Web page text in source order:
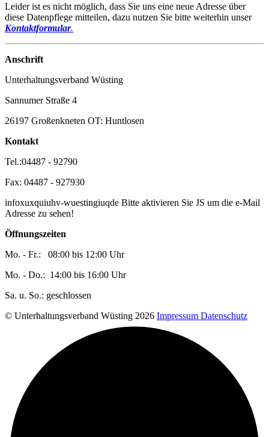
Leider ist es nicht möglich, dass Sie uns eine neue Adresse über
diese Datenpflege mitteilen, dazu nutzen Sie bitte weiterhin unser
Kontaktformular.
Anschrift
Unterhaltungsverband Wüsting
Sannumer Straße 4
26197 Großenkneten OT: Huntlosen
Kontakt
Tel.:04487 - 92790
Fax: 04487 - 927930
infoxuxquiuhv-wuestingiuqde Bitte aktivieren Sie JS um die e-Mail
Adresse zu sehen!
Öffnungszeiten
Mo. - Fr.: 08:00 bis 12:00 Uhr
Mo. - Do.: 14:00 bis 16:00 Uhr
Sa. u. So.: geschlossen
© Unterhaltungsverband Wüsting 2026 Impressum Datenschutz